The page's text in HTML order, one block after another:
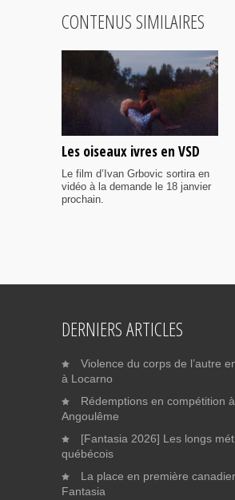
CONTENUS SIMILAIRES
Les oiseaux ivres en VSD
Le film d’Ivan Grbovic sortira en
vidéo à la demande le 18 janvier
prochain.
DERNIERS ARTICLES
Violence du corps de l’autre
à Locarno
Rédemptions en compétition à
Angoulême
[Fantasia 2026] Les longs
québécois
La place en première
Fantasia